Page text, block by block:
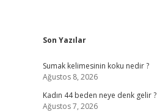
Sidebar
Son Yazılar
Sumak kelimesinin koku nedir ?
Ağustos 8, 2026
Kadın 44 beden neye denk gelir ?
Ağustos 7, 2026